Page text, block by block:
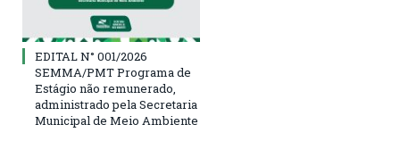
EDITAL N° 001/2026
SEMMA/PMT Programa de
Estágio não remunerado,
administrado pela Secretaria
Municipal de Meio Ambiente